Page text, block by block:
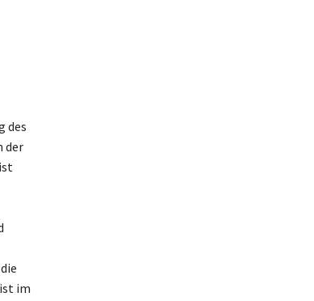
des
der
im